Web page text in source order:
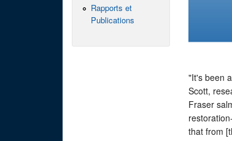
"It's been
Scott,
Fraser
that from
Rapports et
Publications